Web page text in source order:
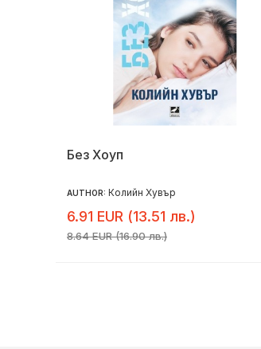
Без Хоуп
AUTHOR: Колийн Хувър
6.91 EUR (13.51 лв.)
8.64 EUR (16.90 лв.)